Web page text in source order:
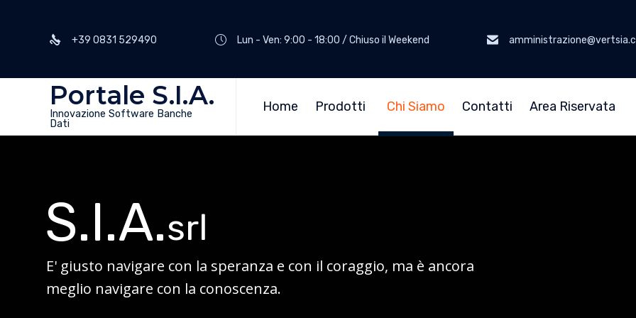
+39 0831 529490 Lun - Ven: 9:00 - 18:00 / Chiuso il Weekend
Portale S.I.A.
Innovazione Software Banche
Dati
Home Prodotti Chi Siamo Contatti Area Riservata
S.I.A.srl
E' giusto navigare con la speranza e con il coraggio, ma è ancora
meglio navigare con la conoscenza.